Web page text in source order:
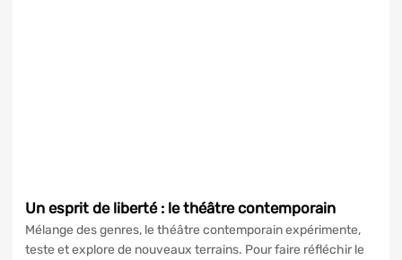
Un esprit de liberté : le théâtre contemporain
Mélange des genres, le théâtre contemporain expérimente,
teste et explore de nouveaux terrains. Pour faire réfléchir le